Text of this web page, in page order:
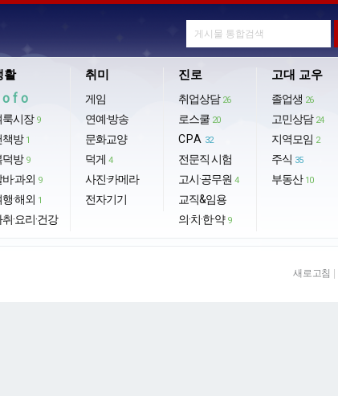
활
룩시장 9
책방 1
덕방 9
·과외 9
·해외 1
·요리·건강
취미
게임
연예·방송
문화교양
덕게 4
사진·카메라
전자기기
진로
취업상담 26
로스쿨 20
CPA 32
전문직 시험
고시·공무원 4
교직&임용
의·치·한·약 9
고대 교우
졸업생 26
고민상담 24
지역모임 2
주식 35
부동산 10
새로고침